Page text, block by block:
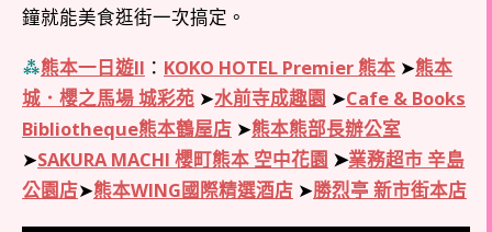
鐘就能美食逛街一次搞定。
⁂熊本一日遊II ： KOKO HOTEL Premier 熊本 ➤熊本
城．櫻之馬場 城彩苑 ➤水前寺成趣園 ➤Cafe & Books
Bibliotheque熊本鶴屋店 ➤熊本熊部長辦公室
➤SAKURA MACHI 櫻町熊本 空中花園 ➤業務超市 辛島
公園店➤熊本WING國際精選酒店 ➤勝烈亭 新市街本店